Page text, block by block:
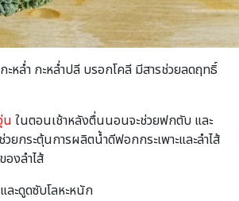
ะหล่ำ กะหล่ำปลี บรอกโคลี มีสารช่วยลดฤทธิ์
น ในตอนเช้าหลังตื่นนอนจะช่วยฟกตับ และ
ยกระตุ้นการผลิตน้ำดีฟอกกระเพาะและลำไส้
องลำไส้
ละดูดซับโลหะหนัก